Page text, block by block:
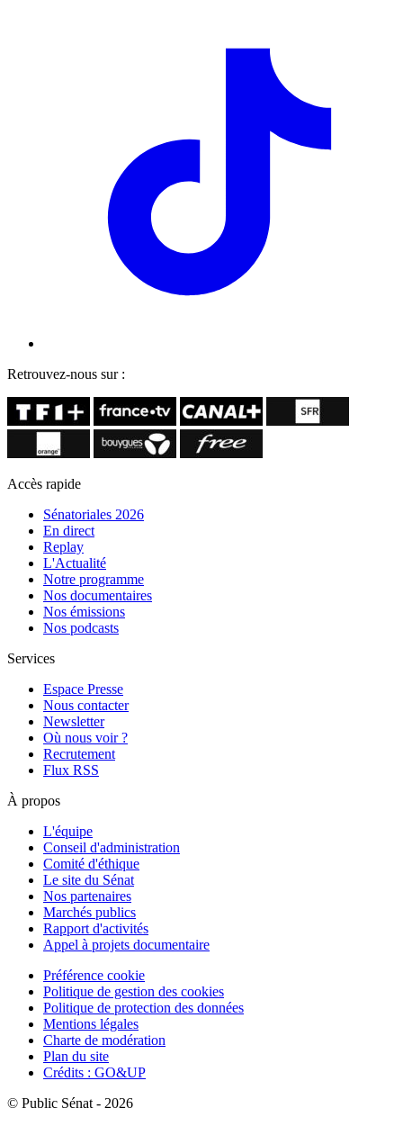
Retrouvez-nous sur :
Accès rapide
Sénatoriales 2026
En direct
Replay
L'Actualité
Notre programme
Nos documentaires
Nos émissions
Nos podcasts
Services
Espace Presse
Nous contacter
Newsletter
Où nous voir ?
Recrutement
Flux RSS
À propos
L'équipe
Conseil d'administration
Comité d'éthique
Le site du Sénat
Nos partenaires
Marchés publics
Rapport d'activités
Appel à projets documentaire
Préférence cookie
Politique de gestion des cookies
Politique de protection des données
Mentions légales
Charte de modération
Plan du site
Crédits : GO&UP
© Public Sénat - 2026